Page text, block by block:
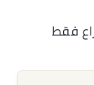
فقط